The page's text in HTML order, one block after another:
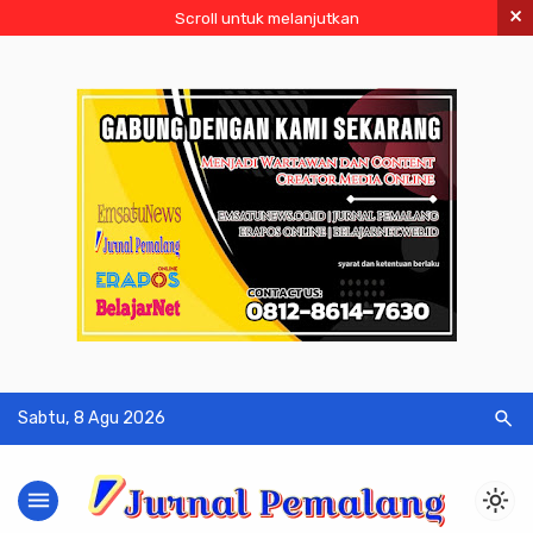
Scroll untuk melanjutkan ×
Sabtu, 8 Agu 2026 search
menu light_mode